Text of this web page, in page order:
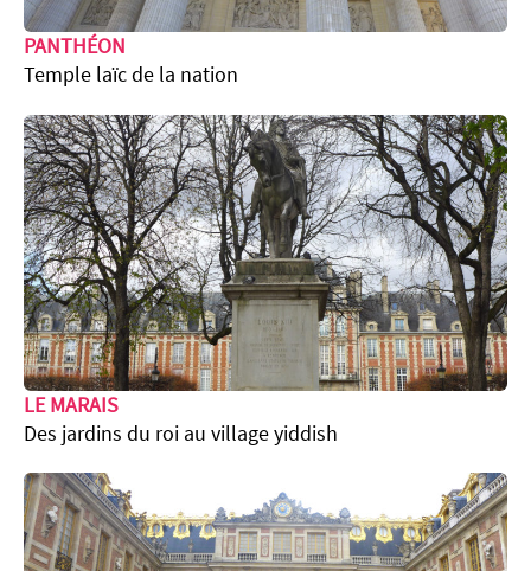
PANTHÉON
Temple laïc de la nation
LE MARAIS
Des jardins du roi au village yiddish